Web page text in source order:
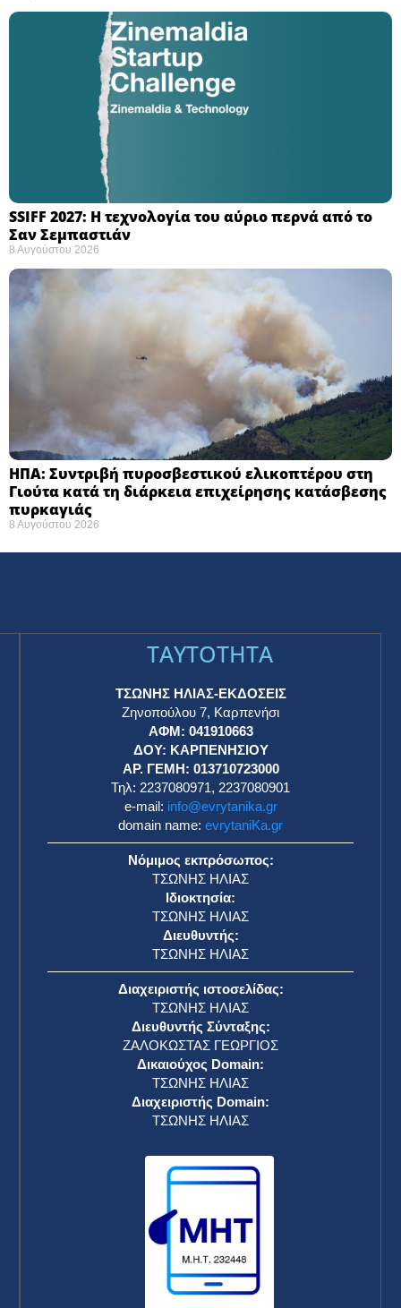
SSIFF 2027: Η τεχνολογία του αύριο περνά από το
Σαν Σεμπαστιάν ​
8 Αυγούστου 2026
ΗΠΑ: Συντριβή πυροσβεστικού ελικοπτέρου στη
Γιούτα κατά τη διάρκεια επιχείρησης κατάσβεσης
πυρκαγιάς ​
8 Αυγούστου 2026
TAYTOTHTA
ΤΣΩΝΗΣ ΗΛΙΑΣ-ΕΚΔΟΣΕΙΣ
Ζηνοπούλου 7, Καρπενήσι
ΑΦΜ: 041910663
ΔΟΥ: ΚΑΡΠΕΝΗΣΙΟΥ
ΑΡ. ΓΕΜΗ: 013710723000
Τηλ: 2237080971, 2237080901
e-mail: info@evrytanika.gr
domain name: evrytaniKa.gr
Νόμιμος εκπρόσωπος:
ΤΣΩΝΗΣ ΗΛΙΑΣ
Ιδιοκτησία:
ΤΣΩΝΗΣ ΗΛΙΑΣ
Διευθυντής:
ΤΣΩΝΗΣ ΗΛΙΑΣ
Διαχειριστής ιστοσελίδας:
ΤΣΩΝΗΣ ΗΛΙΑΣ
Διευθυντής Σύνταξης:
ΖΑΛΟΚΩΣΤΑΣ ΓΕΩΡΓΙΟΣ
Δικαιούχος Domain:
ΤΣΩΝΗΣ ΗΛΙΑΣ
Διαχειριστής Domain:
ΤΣΩΝΗΣ ΗΛΙΑΣ